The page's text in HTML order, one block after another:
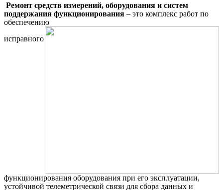
Ремонт средств измерений, оборудования и систем
поддержания функционирования – это комплекс работ по
обеспечению
исправного
функционирования оборудования при его эксплуатации,
устойчивой телеметрической связи для сбора данных и